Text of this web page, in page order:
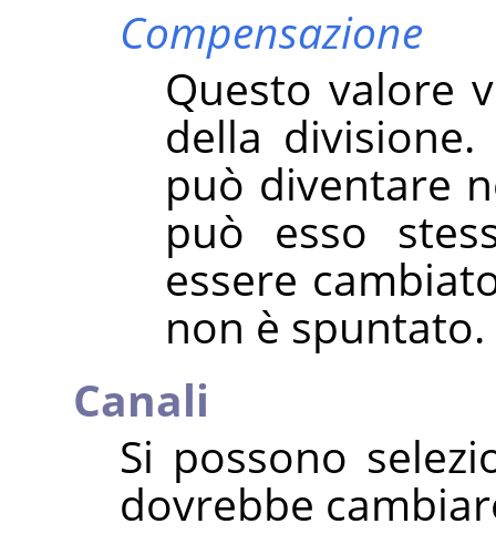
Compensazione
Questo valore
della
può diventare
può esso
essere
non è spuntato.
Canali
Si possono
dovrebbe